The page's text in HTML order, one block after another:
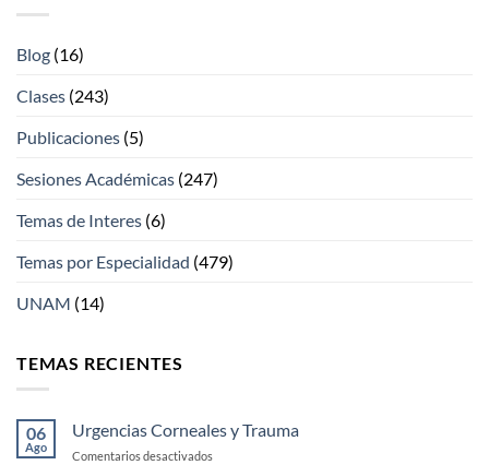
Blog (16)
Clases (243)
Publicaciones (5)
Sesiones Académicas (247)
Temas de Interes (6)
Temas por Especialidad (479)
UNAM (14)
TEMAS RECIENTES
06
Ago
Urgencias Corneales y Trauma
Comentarios desactivados